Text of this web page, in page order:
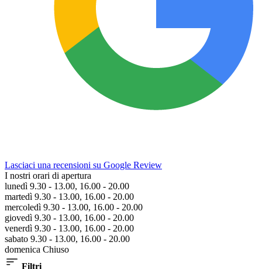
Lasciaci una recensioni su Google Review
I nostri orari di apertura
lunedì 9.30 - 13.00, 16.00 - 20.00
martedì 9.30 - 13.00, 16.00 - 20.00
mercoledì 9.30 - 13.00, 16.00 - 20.00
giovedì 9.30 - 13.00, 16.00 - 20.00
venerdì 9.30 - 13.00, 16.00 - 20.00
sabato 9.30 - 13.00, 16.00 - 20.00
domenica Chiuso
Filtri